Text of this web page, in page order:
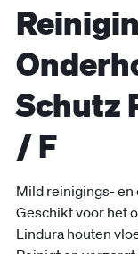
Schutz
/ F
Mild reinigings-
Geschikt voor het
Lindura houten